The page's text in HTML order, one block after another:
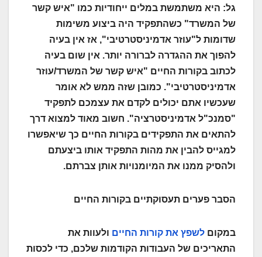
גל: היא משתמשת במלים ייחודיות כמו "איש קשר
של המשרד" כשהתפקיד היה ביצוע משימות
שדומות ל"עוזר אדמיניסטרטיבי", אז אין בעיה
להפוך את ההגדרה לברורה יותר. אין שום בעיה
לכתוב בקורות החיים "איש קשר של המשרד/עוזר
אדמיניסטרטיבי". כמובן שזה ממש לא אומר
שעכשיו אתם יכולים לקדם את עצמכם לתפקיד
"סמנכ"ל אדמיניסטרציה". חשוב מאוד למצוא דרך
להתאים את התפקידים בקורות החיים כך שיאפשרו
למגייס להבין את מהות התפקיד אותו ביצעתם
ולהסיק ממנו את המיומנויות אותן צברתם.
הסבר פערים תעסוקתיים בקורות החיים
במקום לשפץ את קורות החיים ולעוות את
התאריכים של העבודות הקודמות שלכם, כדי לכסות